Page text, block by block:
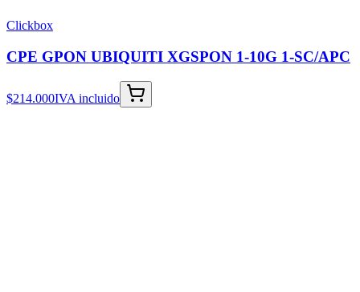
Clickbox
CPE GPON UBIQUITI XGSPON 1-10G 1-SC/APC
$214.000IVA incluido